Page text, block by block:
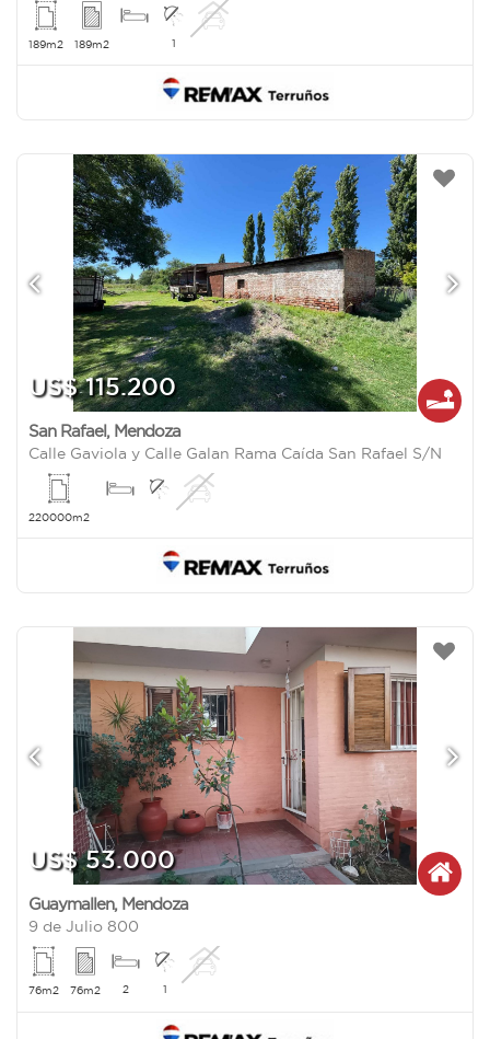
189m2 189m2 1
US$ 115.200
San Rafael, Mendoza
Calle Gaviola y Calle Galan Rama Caída San Rafael S/N
220000m2
US$ 53.000
Guaymallen, Mendoza
9 de Julio 800
76m2 76m2 2 1